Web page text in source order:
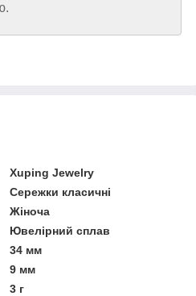
Xuping Jewelry
Сережки класичні
Жіноча
Ювелірний сплав
34 мм
9 мм
3 г